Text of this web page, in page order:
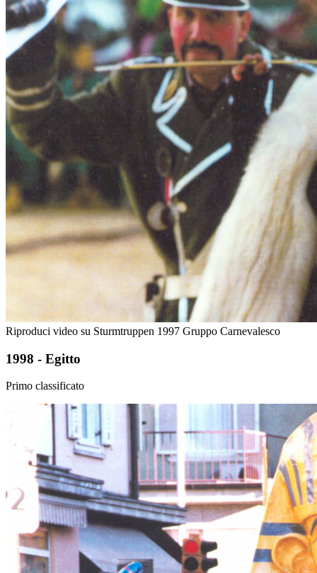
Riproduci video su Sturmtruppen 1997 Gruppo Carnevalesco
1998 - Egitto
Primo classificato